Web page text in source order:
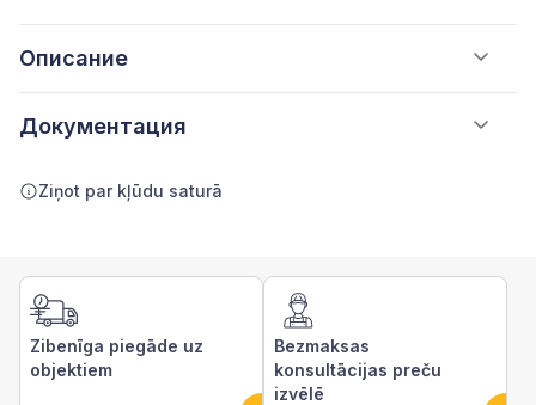
Описание
Документация
Ziņot par kļūdu saturā
Zibenīga piegāde uz
objektiem
Bezmaksas
konsultācijas preču
izvēlē